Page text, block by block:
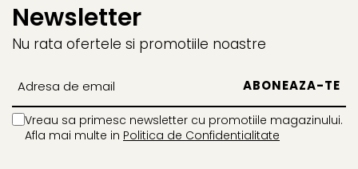
Newsletter
Nu rata ofertele si promotiile noastre
Vreau sa primesc newsletter cu promotiile magazinului.
Afla mai multe in Politica de Confidentialitate